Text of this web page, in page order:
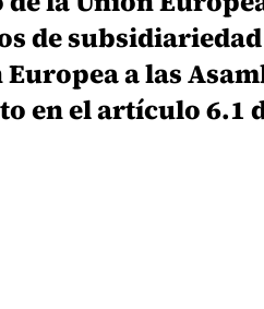
de
a las
el artículo 6.1